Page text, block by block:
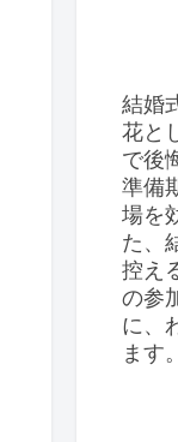
結婚
花と
で後
準備
場を
た、
控え
の参
に、
ます。